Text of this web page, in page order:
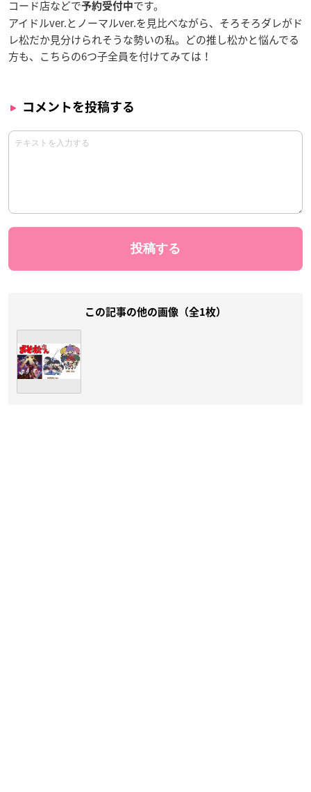
コード店などで予約受付中です。
アイドルver.とノーマルver.を見比べながら、そろそろダレがド
レ松だか見分けられそうな勢いの私。どの推し松かと悩んでる
方も、こちらの6つ子全員を付けてみては！
コメントを投稿する
この記事の他の画像（全1枚）